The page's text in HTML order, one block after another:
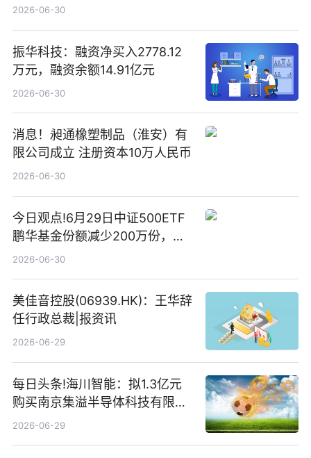
2026-06-30
振华科技：融资净买入2778.12
万元，融资余额14.91亿元
2026-06-30
消息！昶通橡塑制品（淮安）有
限公司成立 注册资本10万人民币
2026-06-30
今日观点!6月29日中证500ETF
鹏华基金份额减少200万份，重
仓股亨通光电、赤峰黄金、佰维
2026-06-30
美佳音控股(06939.HK)：王华辞
任行政总裁|报资讯
2026-06-29
每日头条!海川智能：拟1.3亿元
购买南京集溢半导体科技有限公
司15.3%股权
2026-06-29